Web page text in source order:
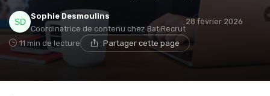
Sophie Desmoulins
Coordinatrice de contenu chez BatiRecrut
28 février 2026
11 min de lecture Partager cette page